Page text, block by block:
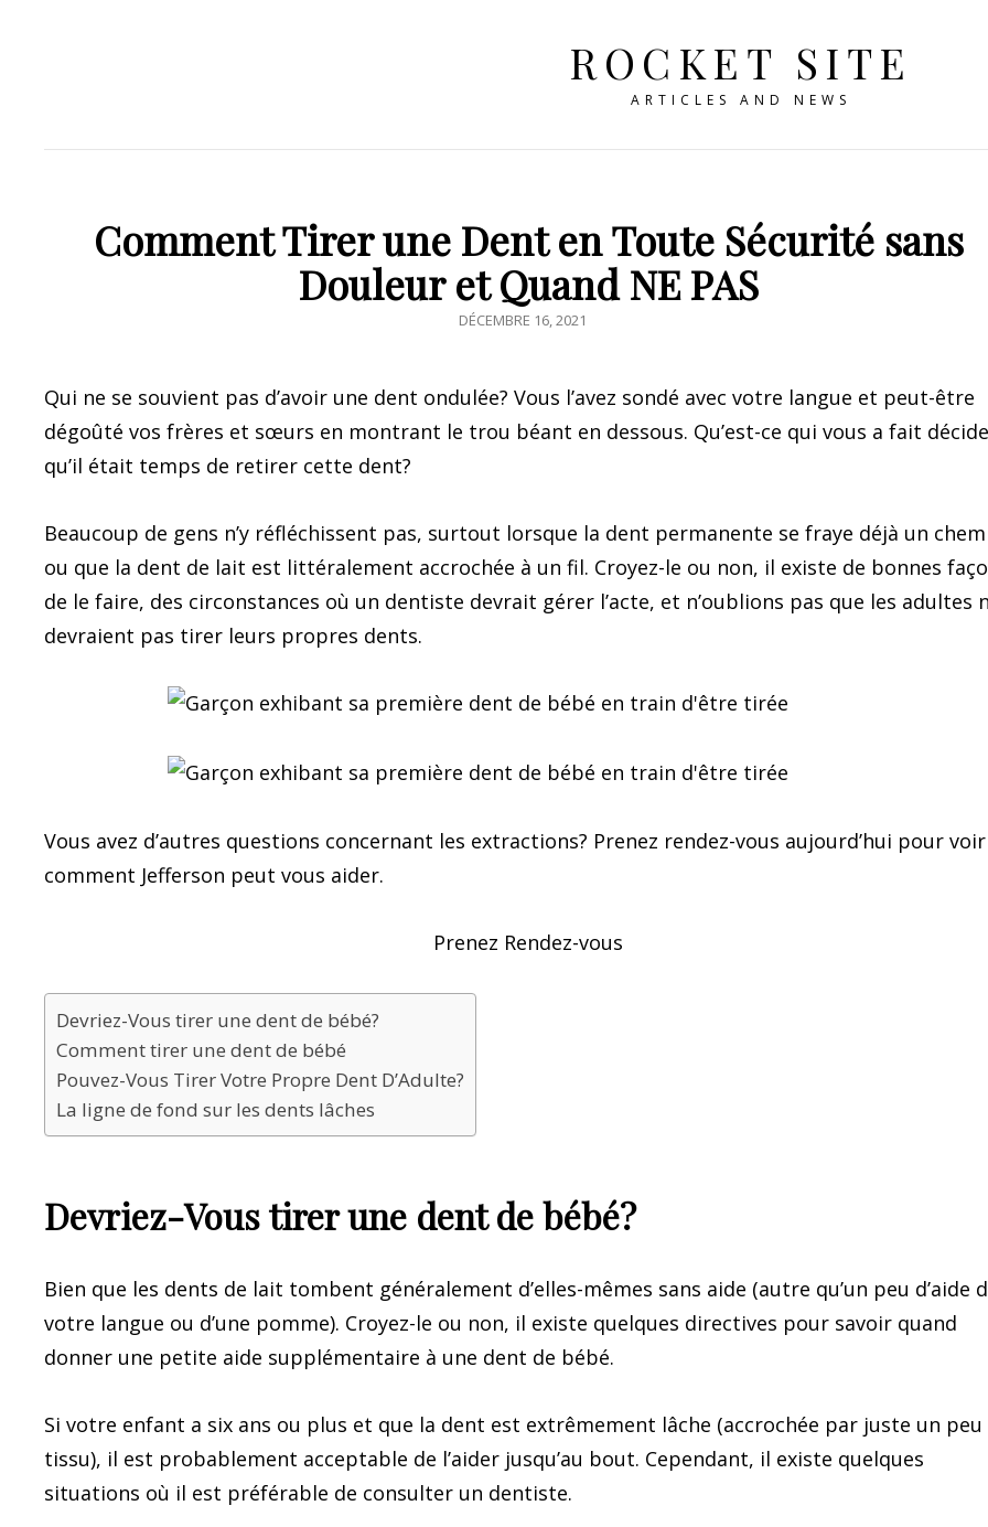
ROCKET SITE
ARTICLES AND NEWS
Comment Tirer une Dent en Toute Sécurité sans
Douleur et Quand NE PAS
POSTED
DÉCEMBRE 16, 2021
Qui ne se souvient pas d’avoir une dent ondulée? Vous l’avez sondé avec votre langue et peut-être
dégoûté vos frères et sœurs en montrant le trou béant en dessous. Qu’est-ce qui vous a fait
qu’il était temps de retirer cette dent?
Beaucoup de gens n’y réfléchissent pas, surtout lorsque la dent permanente se fraye déjà un
ou que la dent de lait est littéralement accrochée à un fil. Croyez-le ou non, il existe de bonnes
de le faire, des circonstances où un dentiste devrait gérer l’acte, et n’oublions pas que les adultes
devraient pas tirer leurs propres dents.
Vous avez d’autres questions concernant les extractions? Prenez rendez-vous aujourd’hui pour voir
comment Jefferson peut vous aider.
Prenez Rendez-vous
Devriez-Vous tirer une dent de bébé?
Comment tirer une dent de bébé
Pouvez-Vous Tirer Votre Propre Dent D’Adulte?
La ligne de fond sur les dents lâches
Devriez-Vous tirer une dent de bébé?
Bien que les dents de lait tombent généralement d’elles-mêmes sans aide (autre qu’un peu d’aide
votre langue ou d’une pomme). Croyez-le ou non, il existe quelques directives pour savoir quand
donner une petite aide supplémentaire à une dent de bébé.
Si votre enfant a six ans ou plus et que la dent est extrêmement lâche (accrochée par juste un peu
tissu), il est probablement acceptable de l’aider jusqu’au bout. Cependant, il existe quelques
situations où il est préférable de consulter un dentiste.